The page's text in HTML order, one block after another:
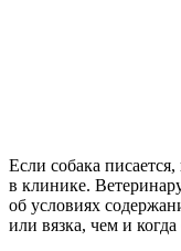
Если собака
в клинике.
об условиях
или вязка, чем и когда